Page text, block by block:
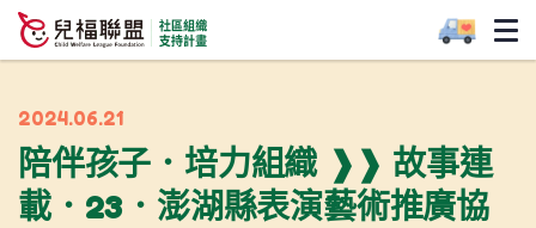
2024.06.21
陪伴孩子．培力組織 ❱❱ 故事連
載．23．澎湖縣表演藝術推廣協